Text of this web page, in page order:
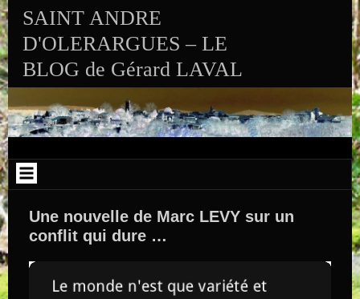
SAINT ANDRE
D'OLERARGUES – LE
BLOG de Gérard LAVAL
Une nouvelle de Marc LEVY sur un
conflit qui dure …